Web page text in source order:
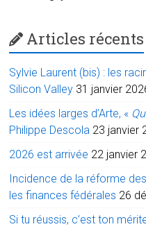
Articles récents
Sylvie Laurent (bis) : les
Silicon Valley 31 janvier
Les idées larges d’Arte, «
Philippe Descola 23 janvier
2026 est arrivée 22 janvier
Incidence de la réforme
les finances fédérales 26
Si tu réussis, c’est ton